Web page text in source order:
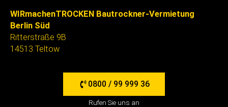
WIRmachenTROCKEN Bautrockner-Vermietung
Berlin Süd
Ritterstraße 9B
14513 Teltow
0800 / 99 999 36
Rufen Sie uns an